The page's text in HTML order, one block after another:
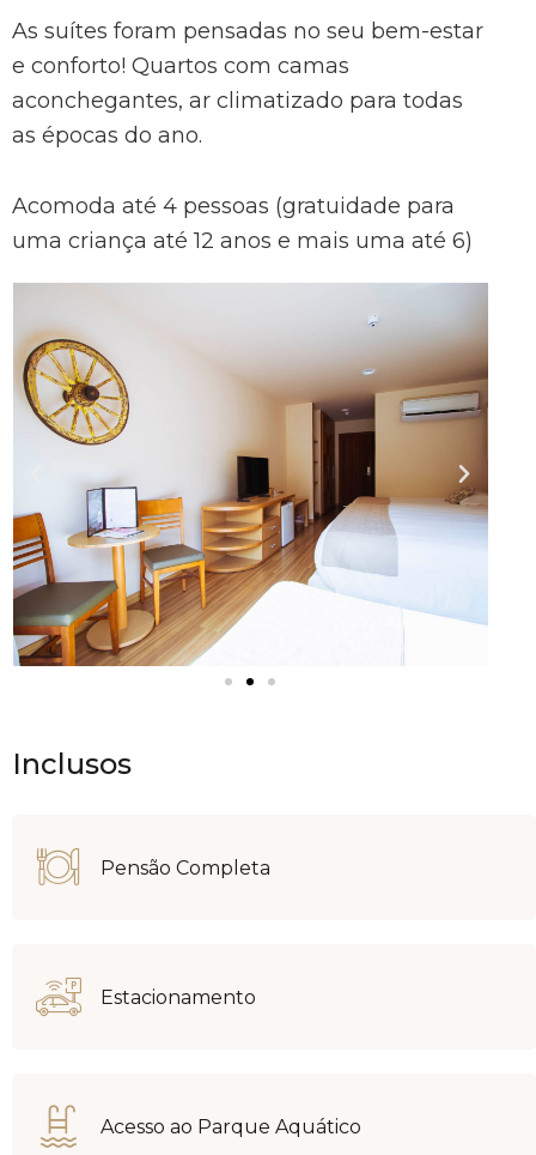
As suítes foram pensadas no seu bem-estar
e conforto! Quartos com camas
aconchegantes, ar climatizado para todas
as épocas do ano.
Acomoda até 4 pessoas (gratuidade para
uma criança até 12 anos e mais uma até 6)
Inclusos
Pensão Completa
Estacionamento
Acesso ao Parque Aquático